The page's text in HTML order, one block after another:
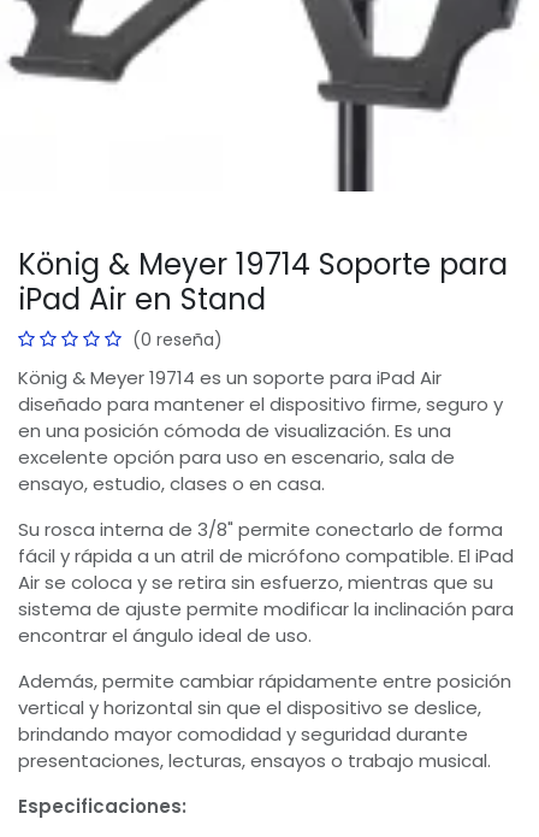
König & Meyer 19714 Soporte para
iPad Air en Stand
(0 reseña)
König & Meyer 19714 es un soporte para iPad Air
diseñado para mantener el dispositivo firme, seguro y
en una posición cómoda de visualización. Es una
excelente opción para uso en escenario, sala de
ensayo, estudio, clases o en casa.
Su rosca interna de 3/8" permite conectarlo de forma
fácil y rápida a un atril de micrófono compatible. El iPad
Air se coloca y se retira sin esfuerzo, mientras que su
sistema de ajuste permite modificar la inclinación para
encontrar el ángulo ideal de uso.
Además, permite cambiar rápidamente entre posición
vertical y horizontal sin que el dispositivo se deslice,
brindando mayor comodidad y seguridad durante
presentaciones, lecturas, ensayos o trabajo musical.
Especificaciones: